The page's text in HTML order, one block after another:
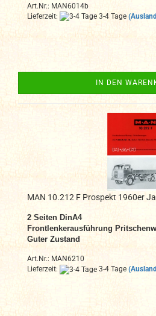
Art.Nr.: MAN6014b
Lieferzeit:
3-4 Tage
IN DEN
MAN 10.212 F Prospekt 1960er
2 Seiten DinA4
Frontlenkerausführung
Guter Zustand
Art.Nr.: MAN6210
Lieferzeit:
3-4 Tage